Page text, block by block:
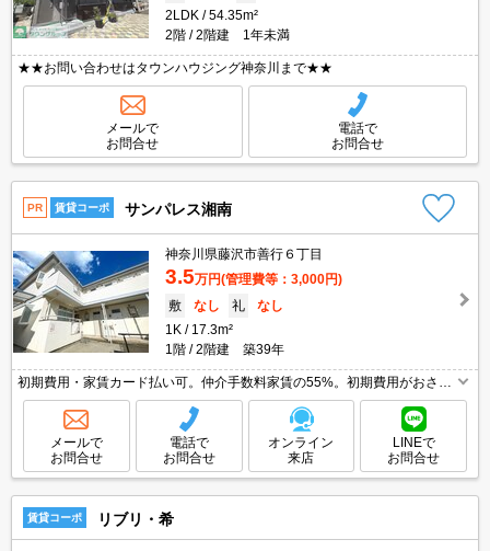
2LDK
54.35m²
2階
2階建 1年未満
★★お問い合わせはタウンハウジング神奈川まで★★
メールで
お問合せ
電話で
お問合せ
PR 賃貸コーポ サンパレス湘南
神奈川県藤沢市善行６丁目
3.5万円(管理費等：3,000円)
敷
なし 礼
なし
1K
17.3m²
1階
2階建 築39年
初期費用・家賃カード払い可。仲介手数料家賃の55%。初期費用がおさえ
られる物件。引越指定業者あり。画像の家具小物はCGであり付いていま
メールで
お問合せ
電話で
お問合せ
オンライン
来店
LINEで
お問合せ
賃貸コーポ リブリ・希